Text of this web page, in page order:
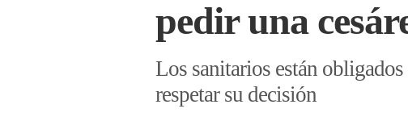
pedir una
Los sanitarios están
respetar su decisión